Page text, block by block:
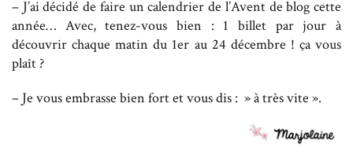
– J’ai décidé de faire un calendrier de l’Avent de blog cette
année… Avec, tenez-vous bien : 1 billet par jour à
découvrir chaque matin du 1er au 24 décembre ! ça vous
plaît ?
– Je vous embrasse bien fort et vous dis : » à très vite ».